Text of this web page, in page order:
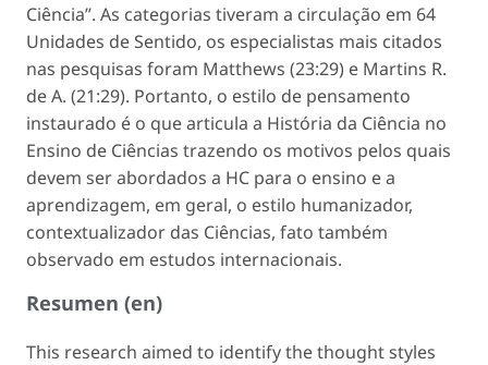
Ciência”. As categorias tiveram a circulação em 64
Unidades de Sentido, os especialistas mais citados
nas pesquisas foram Matthews (23:29) e Martins R.
de A. (21:29). Portanto, o estilo de pensamento
instaurado é o que articula a História da Ciência no
Ensino de Ciências trazendo os motivos pelos quais
devem ser abordados a HC para o ensino e a
aprendizagem, em geral, o estilo humanizador,
contextualizador das Ciências, fato também
observado em estudos internacionais.
Resumen (en)
This research aimed to identify the thought styles